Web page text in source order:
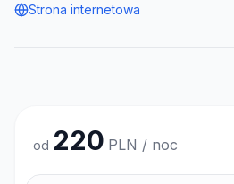
Strona internetowa
od 220 PLN / noc